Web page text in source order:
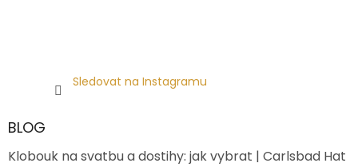
Sledovat na Instagramu
BLOG
Klobouk na svatbu a dostihy: jak vybrat | Carlsbad Hat